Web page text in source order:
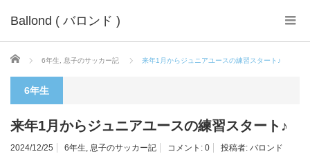
Ballond ( バロンド )
ホーム 6年生 息子のサッカー記 来年1月からジュニアユースの練習スタート♪
6年生
来年1月からジュニアユースの練習スタート♪
2024/12/25 6年生, 息子のサッカー記 コメント: 0 投稿者: バロンド